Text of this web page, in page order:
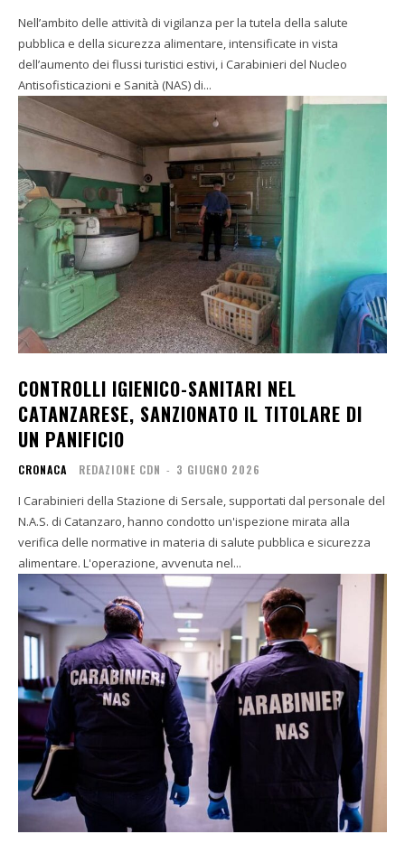
Nell’ambito delle attività di vigilanza per la tutela della salute
pubblica e della sicurezza alimentare, intensificate in vista
dell’aumento dei flussi turistici estivi, i Carabinieri del Nucleo
Antisofisticazioni e Sanità (NAS) di...
CONTROLLI IGIENICO-SANITARI NEL
CATANZARESE, SANZIONATO IL TITOLARE DI
UN PANIFICIO
CRONACA REDAZIONE CDN - 3 GIUGNO 2026
I Carabinieri della Stazione di Sersale, supportati dal personale del
N.A.S. di Catanzaro, hanno condotto un'ispezione mirata alla
verifica delle normative in materia di salute pubblica e sicurezza
alimentare. L'operazione, avvenuta nel...